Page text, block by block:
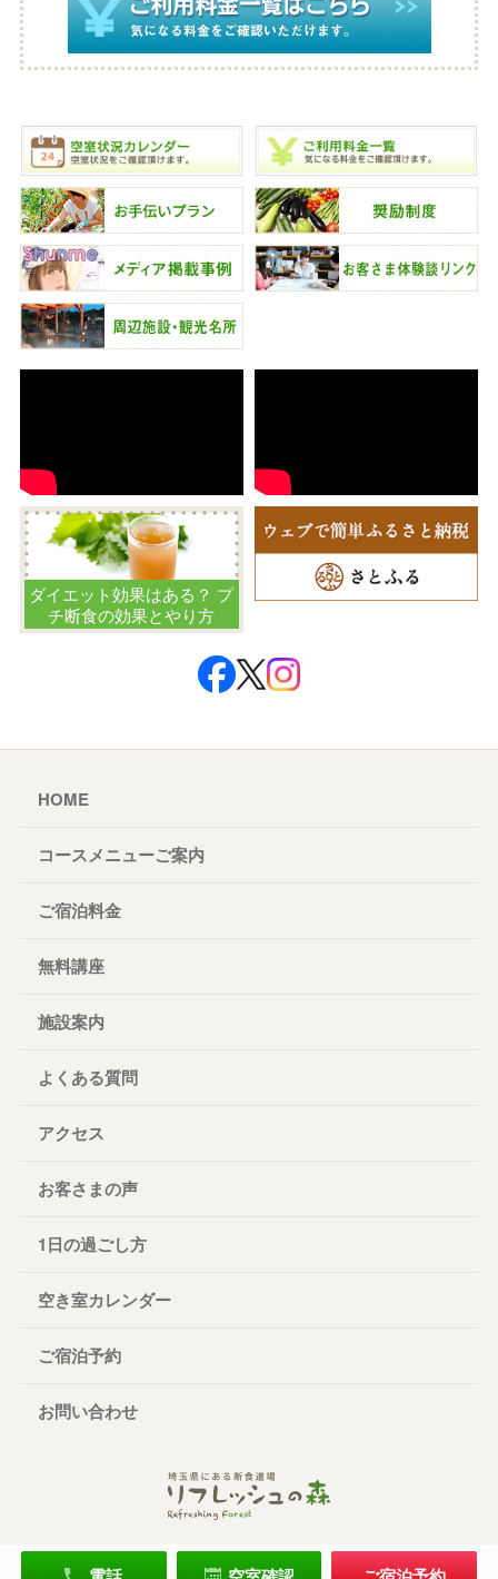
ダイエット効果はある？ プ
チ断食の効果とやり方
HOME
コースメニューご案内
ご宿泊料金
無料講座
施設案内
よくある質問
アクセス
お客さまの声
1日の過ごし方
空き室カレンダー
ご宿泊予約
お問い合わせ